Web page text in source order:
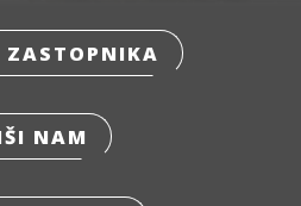
ZASTOPNIKA
NAM